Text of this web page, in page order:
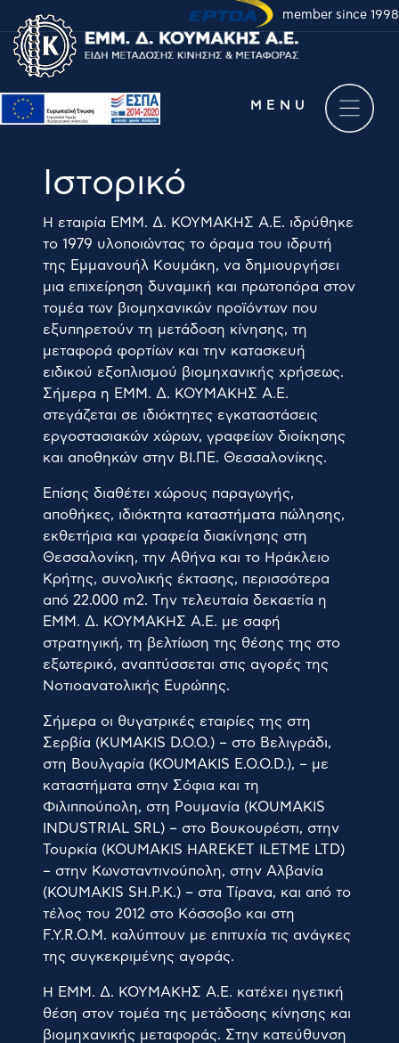
Take a virtual tour of
our company
ΕΤΑΙΡΊΑ
ΝΈΑ
MENU
member since 1998
Ιστορικό
Η εταιρία ΕΜΜ. Δ. ΚΟΥΜΑΚΗΣ Α.Ε. ιδρύθηκε
το 1979 υλοποιώντας το όραμα του ιδρυτή
της Εμμανουήλ Κουμάκη, να δημιουργήσει
μια επιχείρηση δυναμική και πρωτοπόρα στον
τομέα των βιομηχανικών προϊόντων που
εξυπηρετούν τη μετάδοση κίνησης, τη
μεταφορά φορτίων και την κατασκευή
ειδικού εξοπλισμού βιομηχανικής χρήσεως.
Σήμερα η ΕΜΜ. Δ. ΚΟΥΜΑΚΗΣ Α.Ε.
στεγάζεται σε ιδιόκτητες εγκαταστάσεις
εργοστασιακών χώρων, γραφείων διοίκησης
και αποθηκών στην ΒΙ.ΠΕ. Θεσσαλονίκης.
Επίσης διαθέτει χώρους παραγωγής,
αποθήκες, ιδιόκτητα καταστήματα πώλησης,
εκθετήρια και γραφεία διακίνησης στη
Θεσσαλονίκη, την Αθήνα και το Ηράκλειο
Κρήτης, συνολικής έκτασης, περισσότερα
από 22.000 m2. Την τελευταία δεκαετία η
ΕΜΜ. Δ. ΚΟΥΜΑΚΗΣ Α.Ε. με σαφή
στρατηγική, τη βελτίωση της θέσης της στο
εξωτερικό, αναπτύσσεται στις αγορές της
Νοτιοανατολικής Ευρώπης.
Σήμερα οι θυγατρικές εταιρίες της στη
Σερβία (KUMAKIS D.O.O.) – στο Βελιγράδι,
στη Βουλγαρία (KOUMAKIS E.O.O.D.), – με
καταστήματα στην Σόφια και τη
Φιλιππούπολη, στη Ρουμανία (KOUMAKIS
INDUSTRIAL SRL) – στο Βουκουρέστι, στην
Τουρκία (KOUMAKIS HAREKET ILETME LTD)
– στην Κωνσταντινούπολη, στην Αλβανία
(KOUMAKIS SH.P.K.) – στα Τίρανα, και από το
τέλος του 2012 στο Κόσσοβο και στη
F.Y.R.O.M. καλύπτουν με επιτυχία τις ανάγκες
της συγκεκριμένης αγοράς.
Η ΕΜΜ. Δ. ΚΟΥΜΑΚΗΣ Α.Ε. κατέχει ηγετική
θέση στον τομέα της μετάδοσης κίνησης και
βιομηχανικής μεταφοράς. Στην κατεύθυνση